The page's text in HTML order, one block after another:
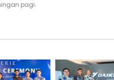
pagi.